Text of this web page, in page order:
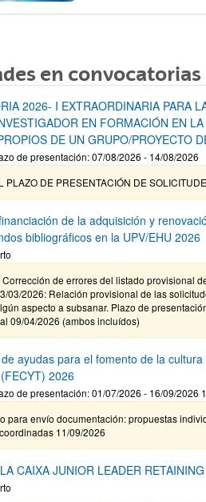
en convocatorias
2026- I EXTRAORDINARIA PARA
EN FORMACIÓN EN
DE UN GRUPO/PROYECTO
de presentación: 07/08/2026 - 14/08/2026
PLAZO DE PRESENTACIÓN DE
de la adquisición y
bibliográficos en la UPV/EHU 2026
de errores del listado provisional
03/2026: Relación provisional de las
aspecto a subsanar. Plazo de
09/04/2026 (ambos incluídos)
ayudas para el fomento de la
2026
de presentación: 01/07/2026 - 16/09/2026
para envío documentación: propuestas
11/09/2026
CAIXA JUNIOR LEADER